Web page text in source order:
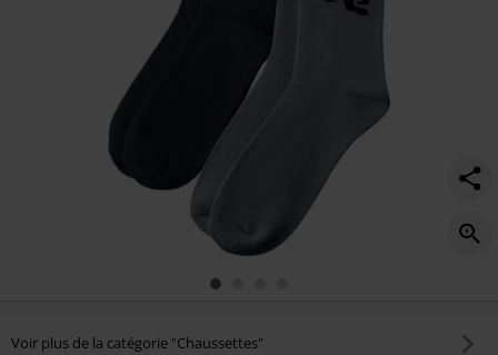
Voir plus de la catégorie "Chaussettes"